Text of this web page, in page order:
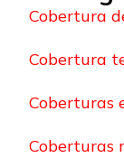
Cobertura
Cobertura
Coberturas
Coberturas